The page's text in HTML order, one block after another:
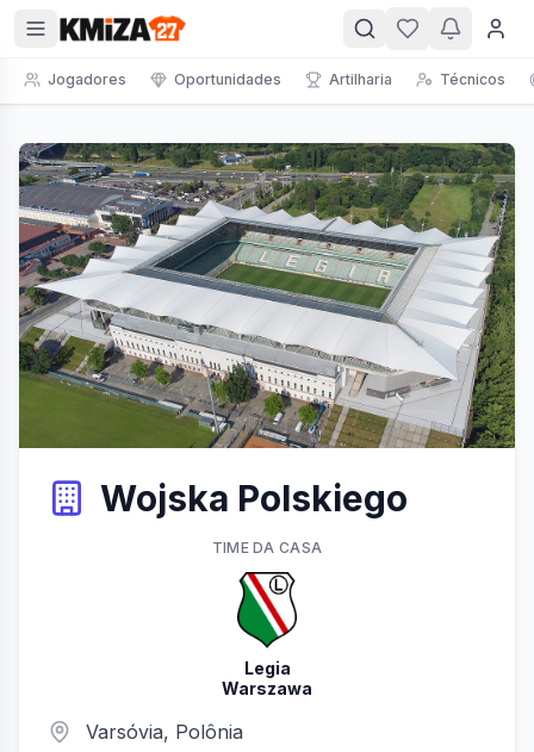
Jogadores Oportunidades Artilharia Técnicos
Wojska Polskiego
Varsóvia, Polônia
TIMEDA CASA
Legia
Warszawa